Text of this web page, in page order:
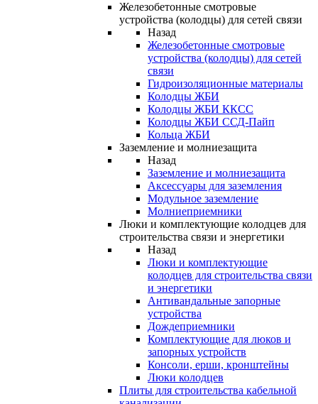
Железобетонные смотровые
устройства (колодцы) для сетей связи
Назад
Железобетонные смотровые
устройства (колодцы) для сетей
связи
Гидроизоляционные материалы
Колодцы ЖБИ
Колодцы ЖБИ ККСС
Колодцы ЖБИ ССД-Пайп
Кольца ЖБИ
Заземление и молниезащита
Назад
Заземление и молниезащита
Аксессуары для заземления
Модульное заземление
Молниеприемники
Люки и комплектующие колодцев для
строительства связи и энергетики
Назад
Люки и комплектующие
колодцев для строительства связи
и энергетики
Антивандальные запорные
устройства
Дождеприемники
Комплектующие для люков и
запорных устройств
Консоли, ерши, кронштейны
Люки колодцев
Плиты для строительства кабельной